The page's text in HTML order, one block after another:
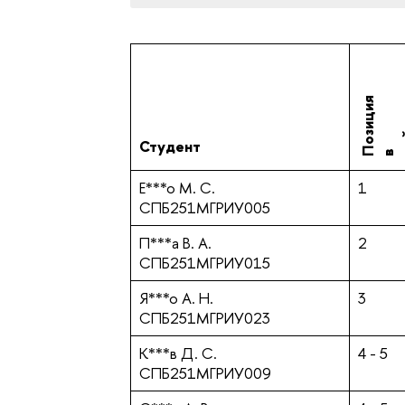
Студент П
о
з
и
ц
и
я в р
е
й
т
и
н
г
Е***о М. С.
СПБ251МГРИУ005
1
П***а В. А.
СПБ251МГРИУ015
2
Я***о А. Н.
СПБ251МГРИУ023
3
К***в Д. С.
СПБ251МГРИУ009
4 - 5